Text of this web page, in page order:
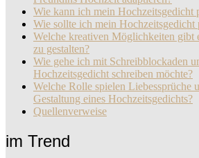
Wie kann ich mein Hochzeitsgedicht
Wie sollte ich mein Hochzeitsgedicht
Welche kreativen Möglichkeiten gibt
zu gestalten?
Wie gehe ich mit Schreibblockaden
Hochzeitsgedicht schreiben möchte?
Welche Rolle spielen Liebessprüche
Gestaltung eines Hochzeitsgedichts?
Quellenverweise
im Trend